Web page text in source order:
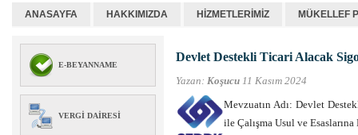
ANASAYFA HAKKIMIZDA HİZMETLERİMİZ MÜKELLEF
E-BEYANNAME
VERGI DAIRESI
Devlet Destekli Ticari Alacak
Yazan: Koşucu 11 Kasım 2024
Mevzuatın Adı: Devlet
ile Çalışma Usul ve